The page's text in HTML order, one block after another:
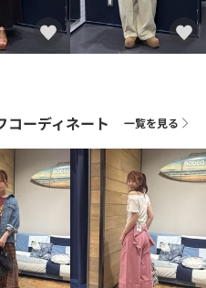
コーディネート 一覧を見る